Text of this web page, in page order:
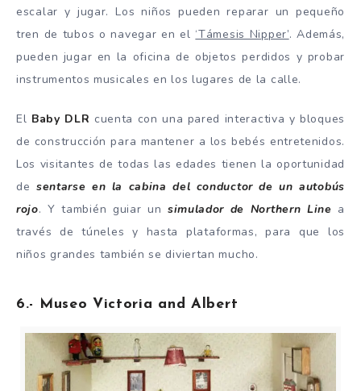
escalar y jugar. Los niños pueden reparar un pequeño
tren de tubos o navegar en el ‘Támesis Nipper’. Además,
pueden jugar en la oficina de objetos perdidos y probar
instrumentos musicales en los lugares de la calle.
El Baby DLR cuenta con una pared interactiva y bloques
de construcción para mantener a los bebés entretenidos.
Los visitantes de todas las edades tienen la oportunidad
de sentarse en la cabina del conductor de un autobús
rojo. Y también guiar un simulador de Northern Line a
través de túneles y hasta plataformas, para que los
niños grandes también se diviertan mucho.
6.- Museo Victoria and Albert